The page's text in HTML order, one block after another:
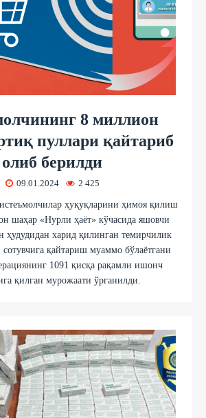
8 миллион
пуллари қайтариб
олиб берилди
09.01.2024 2 425
ҳуқуқларини ҳимоя қилиш
шаҳар «Нурли ҳаёт» кўчасида яшовчи
харид қилинган темирчилик
сотувчига қайтариш муаммо бўлаётгани
1091 қисқа рақамли ишонч
қилган мурожаати ўрганилди.